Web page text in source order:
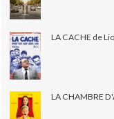
LA CACHE de
LA CHAMBRE